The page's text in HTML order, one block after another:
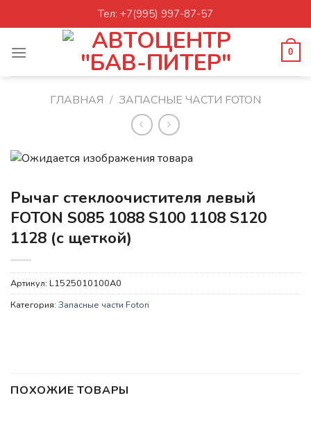
to
Тел: +7(995) 997-87-57
0
ГЛАВНАЯ / ЗАПАСНЫЕ ЧАСТИ FOTON
Рычаг стеклоочистителя левый
FOTON S085 1088 S100 1108 S120
1128 (с щеткой)
Артикул: L1525010100A0
Категория: Запасные части Foton
ПОХОЖИЕ ТОВАРЫ